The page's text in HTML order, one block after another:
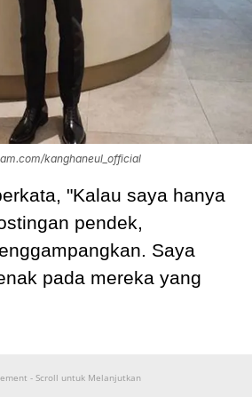
kanghaneul_official
"Kalau saya hanya
pendek,
Saya
pada mereka yang
- Scroll untuk Melanjutkan